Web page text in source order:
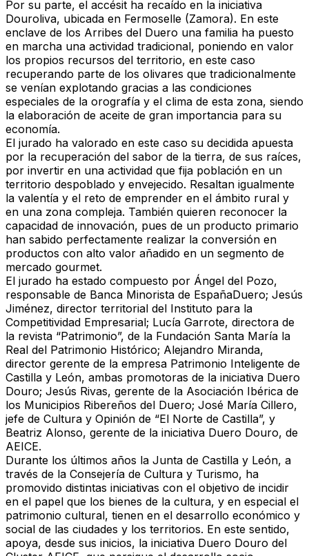
Por su parte, el accésit ha recaído en la iniciativa
Douroliva, ubicada en Fermoselle (Zamora). En este
enclave de los Arribes del Duero una familia ha puesto
en marcha una actividad tradicional, poniendo en valor
los propios recursos del territorio, en este caso
recuperando parte de los olivares que tradicionalmente
se venían explotando gracias a las condiciones
especiales de la orografía y el clima de esta zona, siendo
la elaboración de aceite de gran importancia para su
economía.
El jurado ha valorado en este caso su decidida apuesta
por la recuperación del sabor de la tierra, de sus raíces,
por invertir en una actividad que fija población en un
territorio despoblado y envejecido. Resaltan igualmente
la valentía y el reto de emprender en el ámbito rural y
en una zona compleja. También quieren reconocer la
capacidad de innovación, pues de un producto primario
han sabido perfectamente realizar la conversión en
productos con alto valor añadido en un segmento de
mercado gourmet.
El jurado ha estado compuesto por Ángel del Pozo,
responsable de Banca Minorista de EspañaDuero; Jesús
Jiménez, director territorial del Instituto para la
Competitividad Empresarial; Lucía Garrote, directora de
la revista “Patrimonio”, de la Fundación Santa María la
Real del Patrimonio Histórico; Alejandro Miranda,
director gerente de la empresa Patrimonio Inteligente de
Castilla y León, ambas promotoras de la iniciativa Duero
Douro; Jesús Rivas, gerente de la Asociación Ibérica de
los Municipios Ribereños del Duero; José María Cillero,
jefe de Cultura y Opinión de “El Norte de Castilla”, y
Beatriz Alonso, gerente de la iniciativa Duero Douro, de
AEICE.
Durante los últimos años la Junta de Castilla y León, a
través de la Consejería de Cultura y Turismo, ha
promovido distintas iniciativas con el objetivo de incidir
en el papel que los bienes de la cultura, y en especial el
patrimonio cultural, tienen en el desarrollo económico y
social de las ciudades y los territorios. En este sentido,
apoya, desde sus inicios, la iniciativa Duero Douro del